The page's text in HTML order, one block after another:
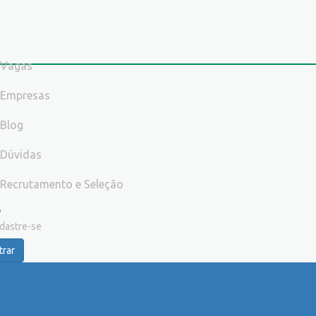
Vagas
Empresas
Blog
Dúvidas
Recrutamento e Seleção
se